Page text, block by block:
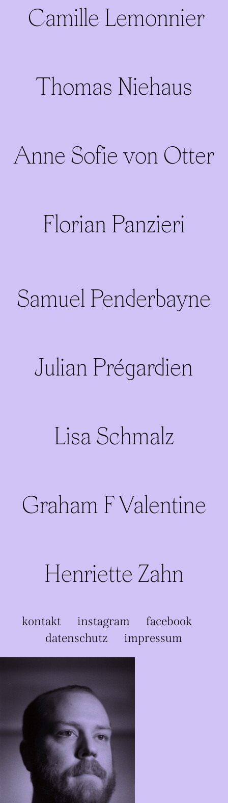
Camille Lemonnier
Thomas Niehaus
Anne Sofie von Otter
Florian Panzieri
Samuel Penderbayne
Julian Prégardien
Lisa Schmalz
Graham F Valentine
Henriette Zahn
kontakt instagram
facebook
datenschutz
impressum